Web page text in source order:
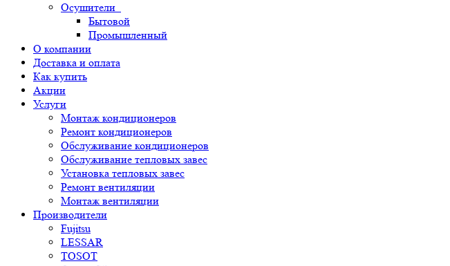
Осушители
Бытовой
Промышленный
О компании
Доставка и оплата
Как купить
Акции
Услуги
Монтаж кондиционеров
Ремонт кондиционеров
Обслуживание кондиционеров
Обслуживание тепловых завес
Установка тепловых завес
Ремонт вентиляции
Монтаж вентиляции
Производители
Fujitsu
LESSAR
TOSOT